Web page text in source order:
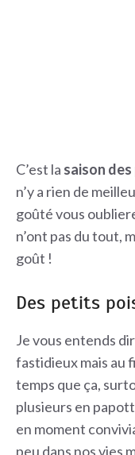
C’est la saison
n’y a rien de
goûté vous
n’ont pas du tout,
goût !
Des petits
Je vous entends
fastidieux mais au
temps que ça,
plusieurs en
en moment
peu dans nos vies